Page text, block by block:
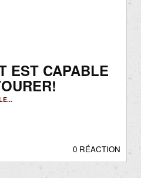
EST CAPABLE
0 RÉACTION